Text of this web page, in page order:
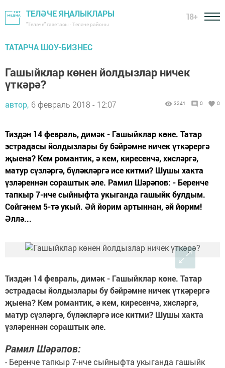
ТЕЛӘЧЕ ЯҢАЛЫКЛАРЫ
"Теләче" газетасы - Теләче районы
18+
ТАТАРЧА ШОУ-БИЗНЕС
Гашыйклар көнен йолдызлар ничек
үткәрә?
автор, 6 февраль 2018 - 12:07 3241 0 0
Тиздән 14 февраль, димәк - Гашыйклар көне. Татар
эстрадасы йолдызлары бу бәйрәмне ничек үткәрергә
җыена? Кем романтик, ә кем, киресенчә, хисләргә,
матур сүзләргә, бүләкләргә исе китми? Шушы хакта
үзләреннән сораштык әле. Рамил Шәрәпов: - Беренче
тапкыр 7-нче сыйныфта укыганда гашыйк булдым.
Сөйгәнем 5-тә укый. Әй йөрим артыннан, әй йөрим!
Әллә...
Тиздән 14 февраль, димәк - Гашыйклар көне. Татар
эстрадасы йолдызлары бу бәйрәмне ничек үткәрергә
җыена? Кем романтик, ә кем, киресенчә, хисләргә,
матур сүзләргә, бүләкләргә исе китми? Шушы хакта
үзләреннән сораштык әле.
Рамил Шәрәпов:
- Беренче тапкыр 7-нче сыйныфта укыганда гашыйк